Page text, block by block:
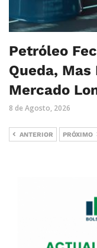
Petróleo
Queda,
Mercado
8 de Agosto, 2026
ANTERIOR PRÓXIMO